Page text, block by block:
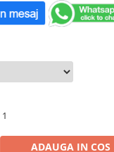
1
ADAUGA IN COS